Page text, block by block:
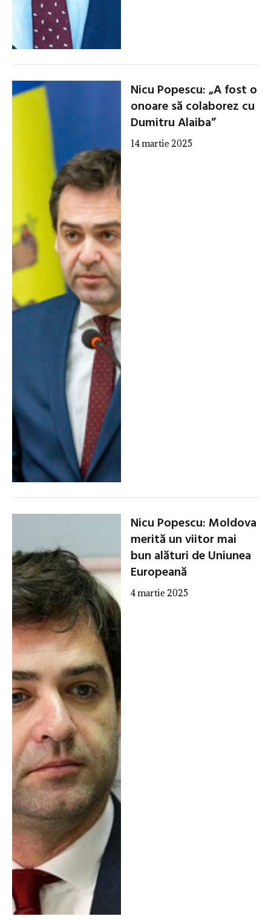
Nicu Popescu: „A fost o
onoare să colaborez cu
Dumitru Alaiba”
14 martie 2025
Nicu Popescu: Moldova
merită un viitor mai
bun alături de Uniunea
Europeană
4 martie 2025